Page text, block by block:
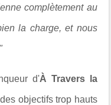
complètement au
la charge, et nous
d'À Travers la
objectifs trop hauts